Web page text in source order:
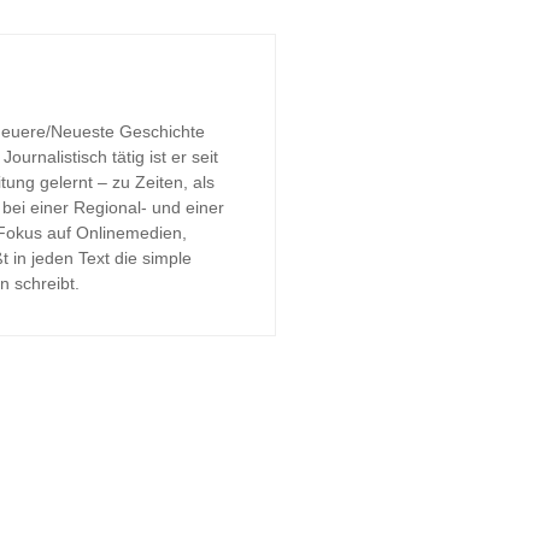
Neueste Geschichte
tätig ist er seit
gelernt – zu Zeiten, als
einer Regional- und einer
auf Onlinemedien,
in jeden Text die simple
schreibt.